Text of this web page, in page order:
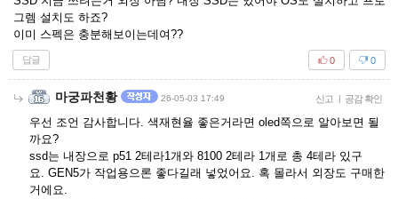
그렘 설치도 하죠?
이미 스펙은 충분해보이는데여??
답글 0
0
마궁파천황 26-05-03 17:49 신고 | 공감 확인
우선 조언 감사합니다. 색재현율 좋은거라면 oled쪽으로 알아보면 될
까요?
ssd는 내장으로 p51 2테라1개와 8100 2테라 1개로 총 4테라 있구
요. GEN5가 작업용으론 좋다길래 넣었어요. 혹 몰라서 외장도 구매한
거에요.